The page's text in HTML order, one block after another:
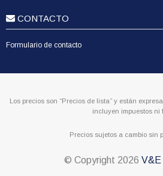
CONTACTO
Formulario de contacto
Los precios son “Precios de lista” y están
incluyen impuestos ni
Precios sujetos a cambio sin
© Copyright 2026 V&E